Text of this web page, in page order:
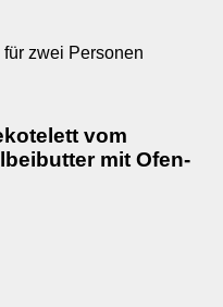
zwei Personen
vom
mit Ofen-